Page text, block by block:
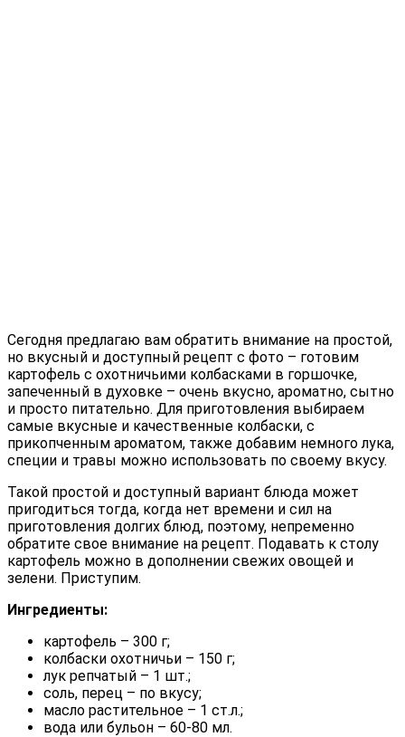
Сегодня предлагаю вам обратить внимание на простой,
но вкусный и доступный рецепт с фото – готовим
картофель с охотничьими колбасками в горшочке,
запеченный в духовке – очень вкусно, ароматно, сытно
и просто питательно. Для приготовления выбираем
самые вкусные и качественные колбаски, с
прикопченным ароматом, также добавим немного лука,
специи и травы можно использовать по своему вкусу.
Такой простой и доступный вариант блюда может
пригодиться тогда, когда нет времени и сил на
приготовления долгих блюд, поэтому, непременно
обратите свое внимание на рецепт. Подавать к столу
картофель можно в дополнении свежих овощей и
зелени. Приступим.
Ингредиенты:
картофель – 300 г;
колбаски охотничьи – 150 г;
лук репчатый – 1 шт.;
соль, перец – по вкусу;
масло растительное – 1 ст.л.;
вода или бульон – 60-80 мл.